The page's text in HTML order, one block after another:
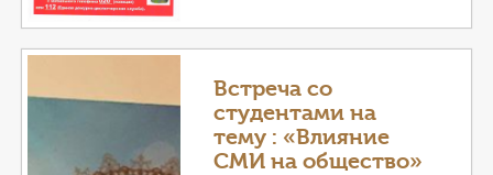
Встреча со
студентами на
тему : «Влияние
СМИ на общество»